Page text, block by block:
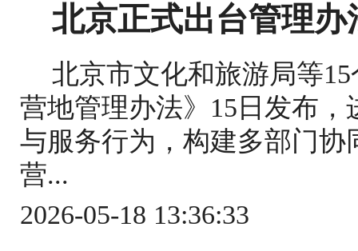
北京正式出台管理
北京市文化和旅游局等
营地管理办法》15日发布
与服务行为，构建多部门
营...
2026-05-18 13:36:33